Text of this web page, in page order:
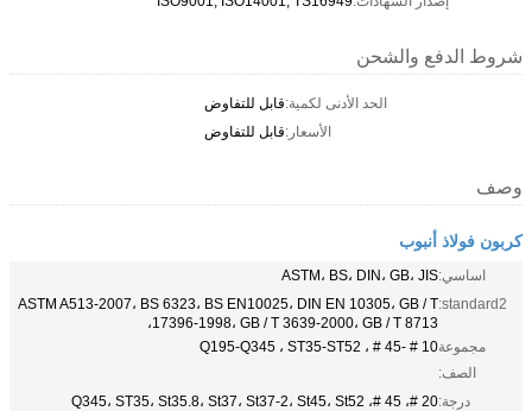
شروط الدفع والشحن
الحد الأدنى لكمية:قابل للتفاوض
الأسعار:قابل للتفاوض
وصف
كربون فولاذ أنبوب
اساسي:ASTM، BS، DIN، GB، JIS
standard2: ASTM A513-2007، BS 6323، BS EN10025، DIN EN 10305، GB / T
17396-1998، GB / T 3639-2000، GB / T 8713،
مجموعة
الصف:
10 # -45 # ، Q195-Q345 ، ST35-ST52
درجة:20 #، 45 #، Q345، ST35، St35.8، St37، St37-2، St45، St52